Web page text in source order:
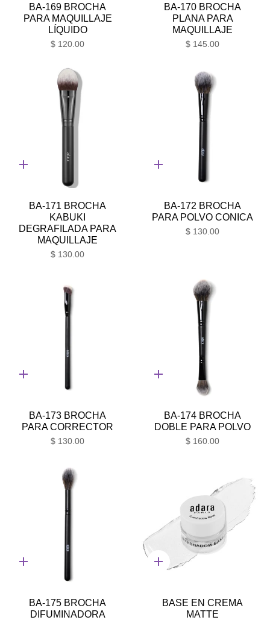
BA-169 BROCHA
PARA MAQUILLAJE
LÍQUIDO
$ 120.00
BA-170 BROCHA
PLANA PARA
MAQUILLAJE
$ 145.00
Adición
BA-171 BROCHA
KABUKI
DEGRAFILADA PARA
MAQUILLAJE
$ 130.00
Adición
BA-172 BROCHA
PARA POLVO CONICA
$ 130.00
Adición
BA-173 BROCHA
PARA CORRECTOR
$ 130.00
Adición
BA-174 BROCHA
DOBLE PARA POLVO
$ 160.00
Adición
BA-175 BROCHA
DIFUMINADORA
Adición
BASE EN CREMA
MATTE